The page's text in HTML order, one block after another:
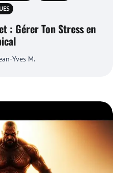
: Gérer Ton Stress en
Yves M.